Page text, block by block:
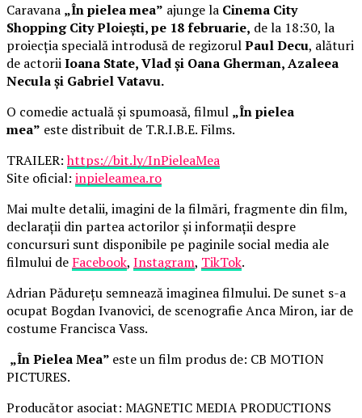
Caravana „În pielea mea” ajunge la Cinema City
Shopping City Ploiești, pe 18 februarie, de la 18:30, la
proiecția specială introdusă de regizorulPaul Decu, alături
de actoriiIoana State, Vlad și Oana Gherman, Azaleea
Necula și Gabriel Vatavu.
O comedie actuală și spumoasă, filmul „În pielea
mea” este distribuit de T.R.I.B.E. Films.
TRAILER:https://bit.ly/InPieleaMea
Site oficial: inpieleamea.ro
Mai multe detalii, imagini de la filmări, fragmente din film,
declarații din partea actorilor și informații despre
concursuri sunt disponibile pe paginile social media ale
filmului de Facebook, Instagram, TikTok.
Adrian Pădurețu semnează imaginea filmului. De sunet s-a
ocupat Bogdan Ivanovici, de scenografie Anca Miron, iar de
costume Francisca Vass.
„În Pielea Mea” este un film produs de: CB MOTION
PICTURES.
Producător asociat: MAGNETIC MEDIA PRODUCTIONS